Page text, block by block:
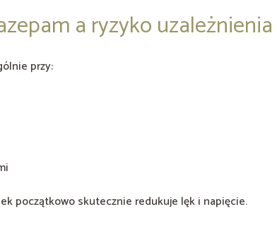
a ryzyko uzależnienia
przy:
początkowo skutecznie redukuje lęk i napięcie.